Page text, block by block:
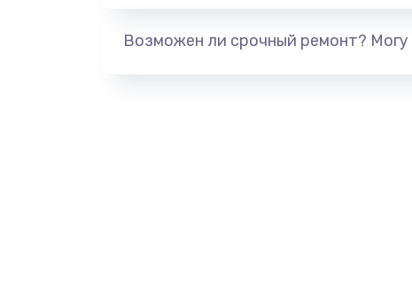
Возможен ли срочный ремонт? Могу